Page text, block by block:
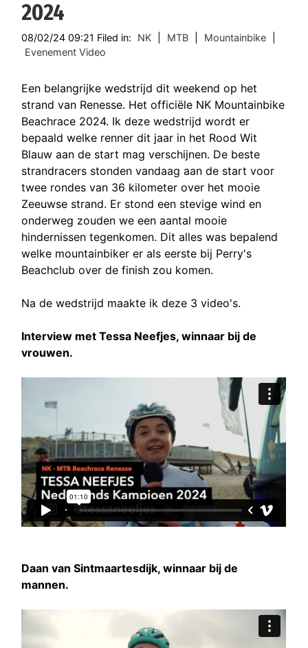
2024
08/02/24 09:21 Filed in: NK MTB Mountainbike
Evenement Video
Een belangrijke wedstrijd dit weekend op het
strand van Renesse. Het officiële NK Mountainbike
Beachrace 2024. Ik deze wedstrijd wordt er
bepaald welke renner dit jaar in het Rood Wit
Blauw aan de start mag verschijnen. De beste
strandracers stonden vandaag aan de start voor
twee rondes van 36 kilometer over het mooie
Zeeuwse strand. Er stond een stevige wind en
onderweg zouden we een aantal mooie
hindernissen tegenkomen. Dit alles was bepalend
welke mountainbiker er als eerste bij Perry's
Beachclub over de finish zou komen.
Na de wedstrijd maakte ik deze 3 video's.
Interview met Tessa Neefjes, winnaar bij de
vrouwen.
Daan van Sintmaartesdijk, winnaar bij de
mannen.